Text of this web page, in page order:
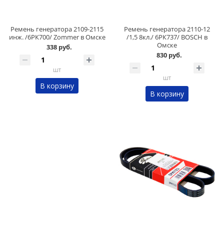
Ремень генератора 2109-2115
инж. /6РК700/ Zommer в Омске
338 руб.
шт
В корзину
Ремень генератора 2110-12
/1,5 8кл./ 6РК737/ BOSCH в
Омске
830 руб.
шт
В корзину